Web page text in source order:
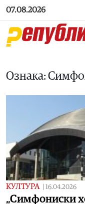
Skip to main content
07.08.2026
Ознака:
КУЛТУРА 16.04.2026
„Симфониски